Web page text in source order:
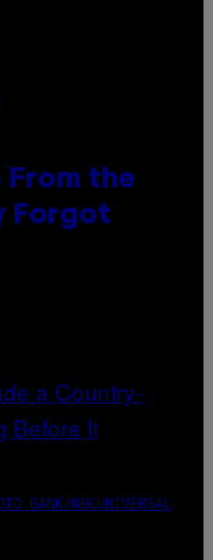
From the
Forgot
BANK/NBCUNIVERSAL